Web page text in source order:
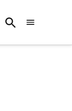
Open
Search